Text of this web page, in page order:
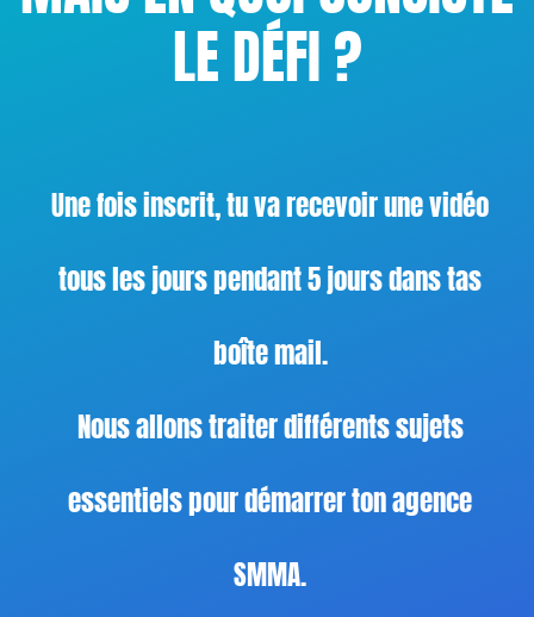
LE DÉFI ?
Une fois inscrit, tu va recevoir une vidéo
tous les jours pendant 5 jours dans tas
boîte mail.
Nous allons traiter différents sujets
essentiels pour démarrer ton agence
SMMA.